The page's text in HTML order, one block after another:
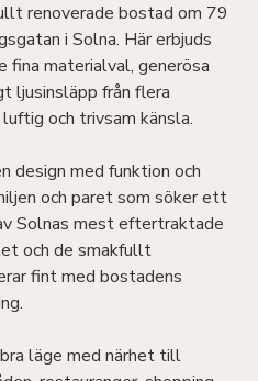
renoverade bostad om 79
i Solna. Här erbjuds
fina materialval, generösa
ljusinsläpp från flera
och trivsam känsla.
design med funktion och
och paret som söker ett
Solnas mest eftertraktade
och de smakfullt
fint med bostadens
läge med närhet till